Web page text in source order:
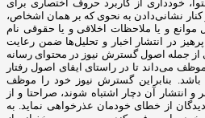
خودداری از کاربرد حروف اختصاری برای
نشانی‌دادن به نحوی که بر همان اشخاص،
موانع و یا ملاحظات اخلاقی و یا حقوقی نام
در انتشار اخبار و تحلیل‌ها ضمن رعایت
از جمله اصول گسترش نیوز در محتوای رسانه
می‌داند تا در راستای ایفای اصول رفتار
باشد. بنابراین گسترش نیوز خود را موظف
انتشار آن دچار اشتباه شوند، صراحتا و از
از خطای خودمان عذرخواهی نماید. به